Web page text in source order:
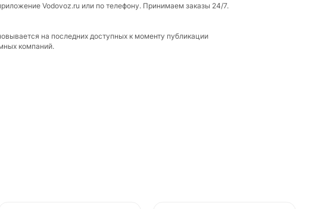
Vodovoz.ru или по телефону. Принимаем заказы 24/7.
на последних доступных к моменту публикации
компаний.